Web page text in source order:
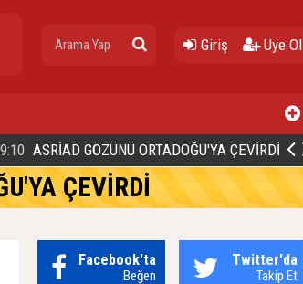
Giriş Üye Ol
ASRİAD GÖZÜNÜ ORTADOĞU'YA ÇEVİRDİ
ÇEVİRDİ
Facebook'ta
Beğen
Twitter'da
Takip Et